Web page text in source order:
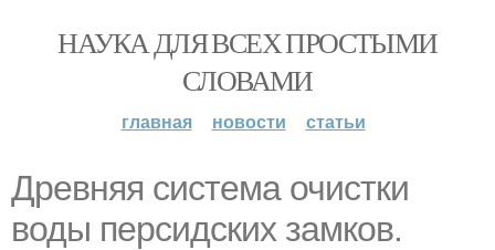
НАУКА ДЛЯ ВСЕХ ПРОСТЫМИ
СЛОВАМИ
главная новости статьи
Древняя система очистки
воды персидских замков.